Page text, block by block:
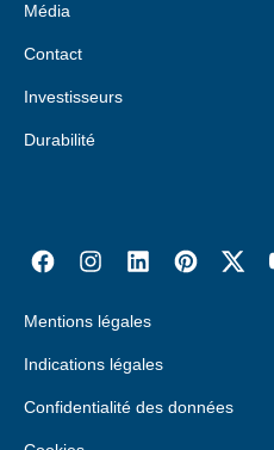
Média
Contact
Investisseurs
Durabilité
Mentions légales
Indications légales
Confidentialité des données